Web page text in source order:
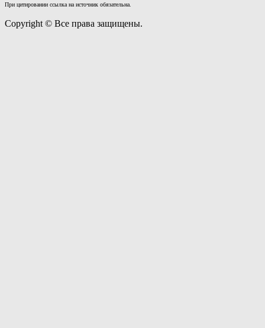
При цитировании ссылка на источник обязательна.
Copyright © Все права защищены.